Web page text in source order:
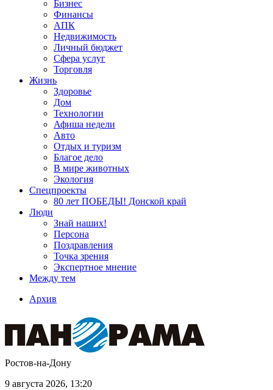
Бизнес
Финансы
АПК
Недвижимость
Личный бюджет
Сфера услуг
Торговля
Жизнь
Здоровье
Дом
Технологии
Афиша недели
Авто
Отдых и туризм
Благое дело
В мире животных
Экология
Спецпроекты
80 лет ПОБЕДЫ! Донской край
Люди
Знай наших!
Персона
Поздравления
Точка зрения
Экспертное мнение
Между тем
Архив
Ростов-на-Дону
9 августа 2026, 13:20